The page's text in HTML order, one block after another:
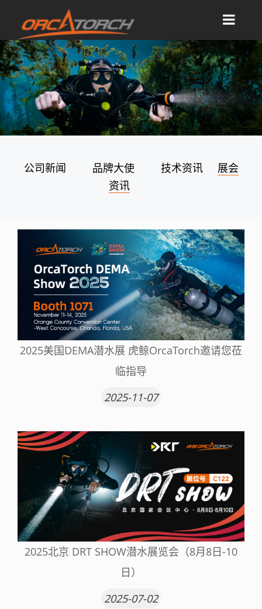
公司新闻 品牌大使 技术资讯
展会
资讯
2025美国DEMA潜水展 虎鲸OrcaTorch邀请您莅
临指导
2025-11-07
2025北京 DRT SHOW潜水展览会（8月8日-10
日）
2025-07-02